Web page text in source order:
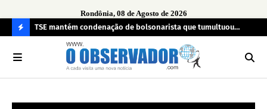
Rondônia, 08 de Agosto de 2026
O
TSE mantém condenação de bolsonarista que tumultuou
seção eleitoral em 2022